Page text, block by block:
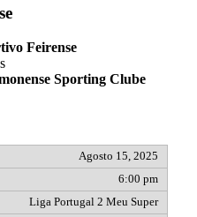
Feirense
Sporting Clube
Agosto 15, 2025
6:00 pm
Liga Portugal 2 Meu Super